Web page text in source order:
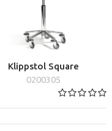
Klippstol Square
0200305